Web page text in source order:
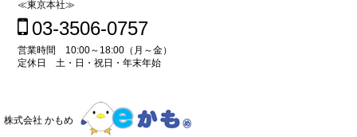
≪東京本社≫
03-3506-0757
営業時間 10:00～18:00（月～金）
定休日 土・日・祝日・年末年始
株式会社 かもめ